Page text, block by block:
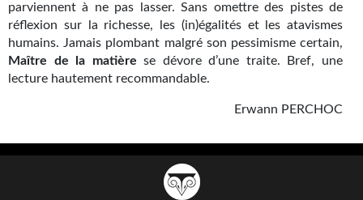
Tous les articles
La Bibliothèque orbitale
Journal d'un homme des bois
CONTACT
parviennent à ne pas lasser. Sans omettre des pistes de
réflexion sur la richesse, les (in)égalités et les atavismes
humains. Jamais plombant malgré son pessimisme certain,
Maître de la matière se dévore d’une traite. Bref, une
lecture hautement recommandable.
Erwann PERCHOC